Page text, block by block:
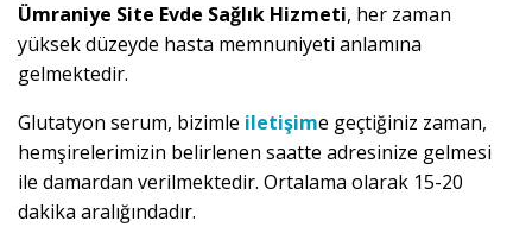
Ümraniye Site Evde Sağlık Hizmeti, her zaman
yüksek düzeyde hasta memnuniyeti anlamına
gelmektedir.
Glutatyon serum, bizimle iletişime geçtiğiniz zaman,
hemşirelerimizin belirlenen saatte adresinize gelmesi
ile damardan verilmektedir. Ortalama olarak 15-20
dakika aralığındadır.